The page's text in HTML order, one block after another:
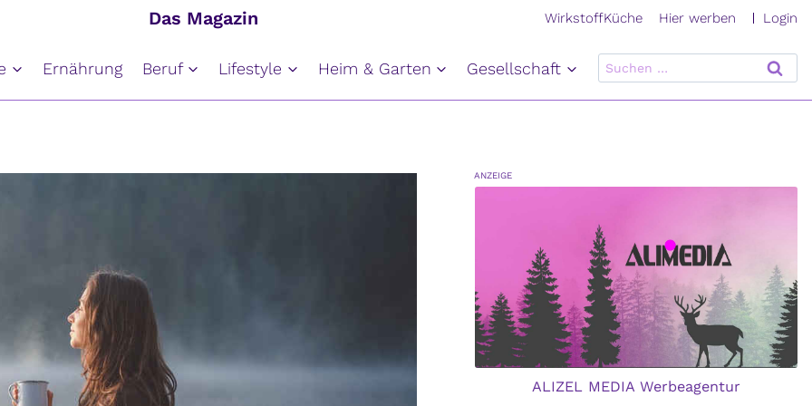
Das Magazin WirkstoffKüche Hier werben Login
Ernährung Beruf Lifestyle Heim & Garten Gesellschaft
Suchen
nach:
ANZEIGE
ALIZEL MEDIA Werbeagentur